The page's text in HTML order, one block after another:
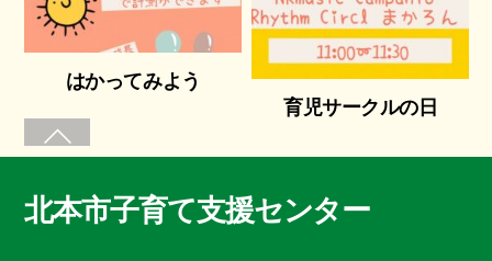
はかってみよう
育児サークルの日
北本市子育て支援センター